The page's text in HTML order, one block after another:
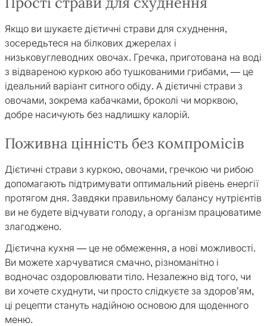
Якщо ви шукаєте дієтичні страви для схуднення,
зосередьтеся на білкових джерелах і
низьковуглеводних овочах. Гречка, приготована на воді
з відвареною куркою або тушкованими грибами, — це
ідеальний варіант ситного обіду. А дієтичні страви з
овочами, зокрема кабачками, броколі чи морквою,
добре насичують без надлишку калорій.
Поживна цінність без компромісів
Дієтичні страви з куркою, овочами, гречкою чи рибою
допомагають підтримувати оптимальний рівень енергії
протягом дня. Завдяки правильному балансу нутрієнтів
ви не будете відчувати голоду, а організм працюватиме
злагоджено.
Дієтична кухня — це не обмеження, а нові можливості.
Ви можете харчуватися смачно, різноманітно і
водночас оздоровлювати тіло. Незалежно від того, чи
ви хочете схуднути, чи просто слідкуєте за здоров’ям,
ці рецепти стануть надійною основою для щоденного
меню.